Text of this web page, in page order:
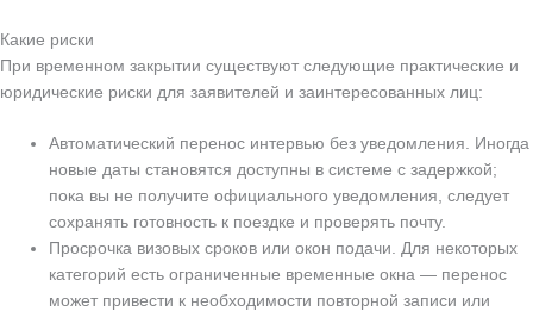
Какие риски
При временном закрытии существуют следующие практические и
юридические риски для заявителей и заинтересованных лиц:
Автоматический перенос интервью без уведомления. Иногда
новые даты становятся доступны в системе с задержкой;
пока вы не получите официального уведомления, следует
сохранять готовность к поездке и проверять почту.
Просрочка визовых сроков или окон подачи. Для некоторых
категорий есть ограниченные временные окна — перенос
может привести к необходимости повторной записи или